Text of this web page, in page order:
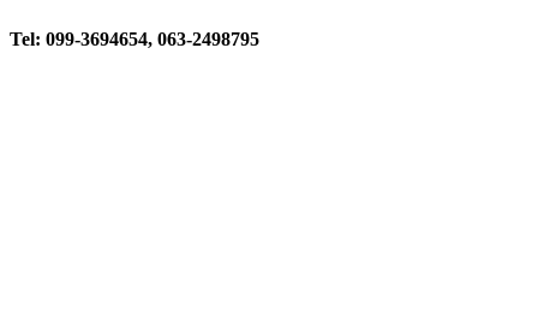
Tel: 099-3694654, 063-2498795